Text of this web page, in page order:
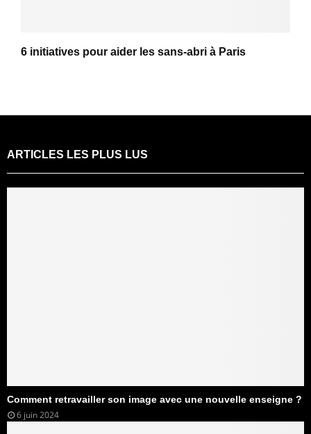
6 initiatives pour aider les sans-abri à Paris
ARTICLES LES PLUS LUS
Comment retravailler son image avec une nouvelle enseigne ?
6 juin 2024